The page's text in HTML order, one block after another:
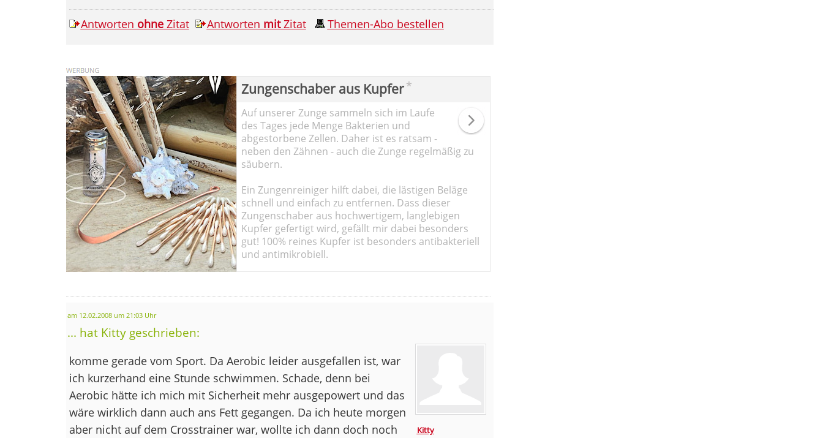
Antworten ohneZitat Antworten mitZitat Themen-Abo bestellen
Zungenschaber aus Kupfer*
Auf unserer Zunge sammeln sich im Laufe
des Tages jede Menge Bakterien und
abgestorbene Zellen. Daher ist es ratsam -
neben den Zähnen - auch die Zunge regelmäßig zu
säubern.
Ein Zungenreiniger hilft dabei, die lästigen Beläge
schnell und einfach zu entfernen. Dass dieser
Zungenschaber aus hochwertigem, langlebigen
Kupfer gefertigt wird, gefällt mir dabei besonders
gut! 100% reines Kupfer ist besonders antibakteriell
und antimikrobiell.
am 12.02.2008 um 21:03 Uhr
... hat Kitty geschrieben:
Kitty
komme gerade vom Sport. Da Aerobic leider ausgefallen ist, war
ich kurzerhand eine Stunde schwimmen. Schade, denn bei
Aerobic hätte ich mich mit Sicherheit mehr ausgepowert und das
wäre wirklich dann auch ans Fett gegangen. Da ich heute morgen
aber nicht auf dem Crosstrainer war, wollte ich dann doch noch